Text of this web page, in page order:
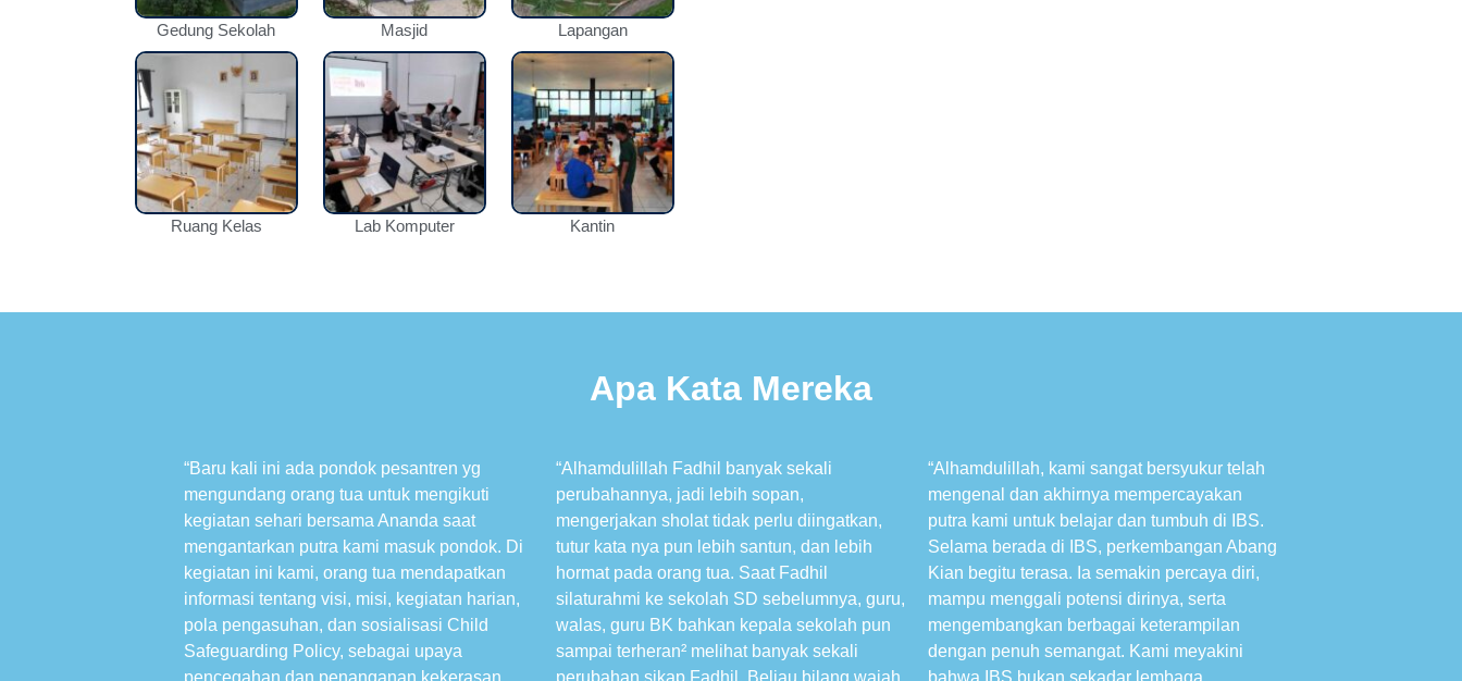
Gedung Sekolah Masjid Lapangan
Ruang Kelas Lab Komputer Kantin
Apa Kata Mereka
“Baru kali ini ada pondok pesantren yg
mengundang orang tua untuk mengikuti
kegiatan sehari bersama Ananda saat
mengantarkan putra kami masuk pondok. Di
kegiatan ini kami, orang tua mendapatkan
informasi tentang visi, misi, kegiatan harian,
pola pengasuhan, dan sosialisasi Child
Safeguarding Policy, sebagai upaya
pencegahan dan penanganan kekerasan
“Alhamdulillah Fadhil banyak sekali
perubahannya, jadi lebih sopan,
mengerjakan sholat tidak perlu diingatkan,
tutur kata nya pun lebih santun, dan lebih
hormat pada orang tua. Saat Fadhil
silaturahmi ke sekolah SD sebelumnya, guru,
walas, guru BK bahkan kepala sekolah pun
sampai terheran² melihat banyak sekali
perubahan sikap Fadhil. Beliau bilang wajah
“Alhamdulillah, kami sangat bersyukur telah
mengenal dan akhirnya mempercayakan
putra kami untuk belajar dan tumbuh di IBS.
Selama berada di IBS, perkembangan Abang
Kian begitu terasa. Ia semakin percaya diri,
mampu menggali potensi dirinya, serta
mengembangkan berbagai keterampilan
dengan penuh semangat. Kami meyakini
bahwa IBS bukan sekadar lembaga